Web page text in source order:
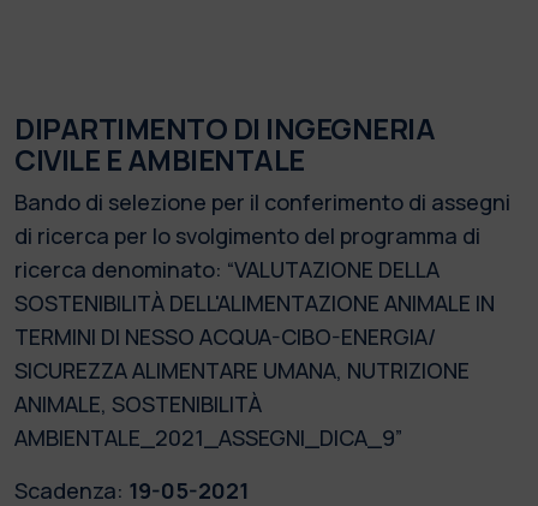
DIPARTIMENTO DI INGEGNERIA
CIVILE E AMBIENTALE
Bando di selezione per il conferimento di assegni
di ricerca per lo svolgimento del programma di
ricerca denominato: “VALUTAZIONE DELLA
SOSTENIBILITÀ DELL'ALIMENTAZIONE ANIMALE IN
TERMINI DI NESSO ACQUA-CIBO-ENERGIA/
SICUREZZA ALIMENTARE UMANA, NUTRIZIONE
ANIMALE, SOSTENIBILITÀ
AMBIENTALE_2021_ASSEGNI_DICA_9”
Scadenza: 19-05-2021